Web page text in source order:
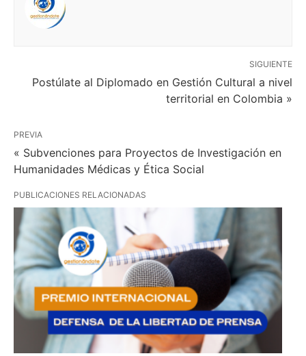
SIGUIENTE
Postúlate al Diplomado en Gestión Cultural a nivel
territorial en Colombia »
PREVIA
« Subvenciones para Proyectos de Investigación en
Humanidades Médicas y Ética Social
PUBLICACIONES RELACIONADAS